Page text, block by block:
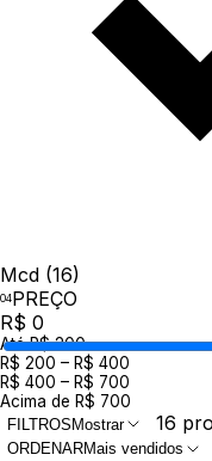
Mcd (16)
PREÇO
R$ 0
Até R$ 200
R$ 200 – R$ 400
R$ 400 – R$ 700
Acima de R$ 700
FILTROS Mostrar 16
ORDENARMais vendidos